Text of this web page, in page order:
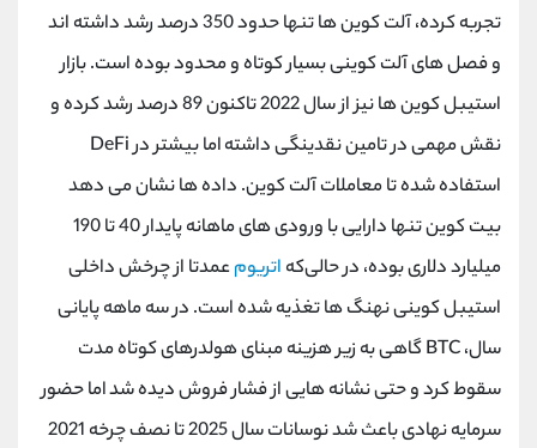
تجربه کرده، آلت کوین ها تنها حدود 350 درصد رشد داشته اند
و فصل های آلت کوینی بسیار کوتاه و محدود بوده است. بازار
استیبل کوین ها نیز از سال 2022 تاکنون 89 درصد رشد کرده و
نقش مهمی در تامین نقدینگی داشته اما بیشتر در DeFi
استفاده شده تا معاملات آلت کوین. داده ها نشان می دهد
بیت کوین تنها دارایی با ورودی های ماهانه پایدار 40 تا 190
میلیارد دلاری بوده، در حالی‌که اتریومعمدتا از چرخش داخلی
استیبل کوینی نهنگ ها تغذیه شده است. در سه ماهه پایانی
سال، BTC گاهی به زیر هزینه مبنای هولدرهای کوتاه مدت
سقوط کرد و حتی نشانه هایی از فشار فروش دیده شد اما حضور
سرمایه نهادی باعث شد نوسانات سال 2025 تا نصف چرخه 2021